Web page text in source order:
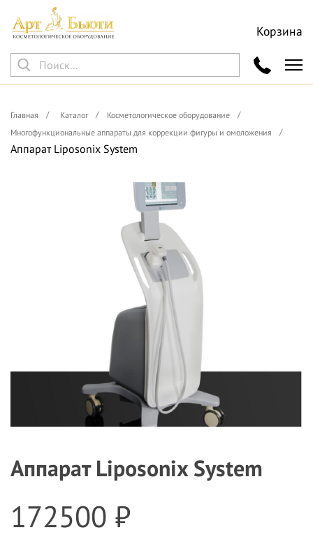
Корзина
Главная Каталог
Косметологическое оборудование
Многофункциональные аппараты для коррекции фигуры и омоложения
Аппарат Liposonix System
Аппарат Liposonix System
172500 ₽